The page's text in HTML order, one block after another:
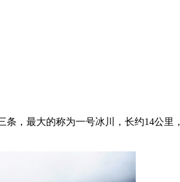
，最大的称为一号冰川，长约14公